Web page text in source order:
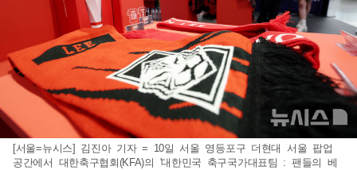
[서울=뉴시스] 김진아 기자 = 10일 서울 영등포구 더현대 서울 팝업
공간에서 대한축구협회(KFA)의 '대한민국 축구국가대표팀 : 팬들의 베